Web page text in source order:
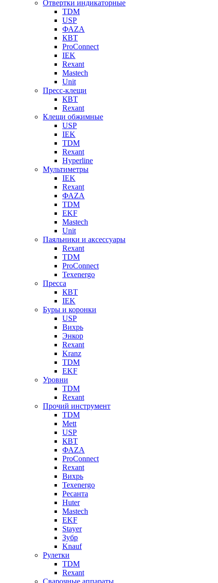
Отвертки индикаторные
TDM
USP
ФАZА
КВТ
ProConnect
IEK
Rexant
Mastech
Unit
Пресс-клещи
КВТ
Rexant
Клещи обжимные
USP
IEK
TDM
Rexant
Hyperline
Мультиметры
IEK
Rexant
ФАZА
TDM
EKF
Mastech
Unit
Паяльники и аксессуары
Rexant
TDM
ProConnect
Texenergo
Пресса
КВТ
IEK
Буры и коронки
USP
Вихрь
Энкор
Rexant
Kranz
TDM
EKF
Уровни
TDM
Rexant
Прочий инструмент
TDM
Mett
USP
КВТ
ФАZА
ProConnect
Rexant
Вихрь
Texenergo
Ресанта
Huter
Mastech
EKF
Stayer
Зубр
Knauf
Рулетки
TDM
Rexant
Сварочные аппараты